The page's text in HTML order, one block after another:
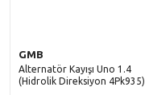
GMB
Alternatör Kayışı Uno 1.4
(Hidrolik Direksiyon 4Pk935)